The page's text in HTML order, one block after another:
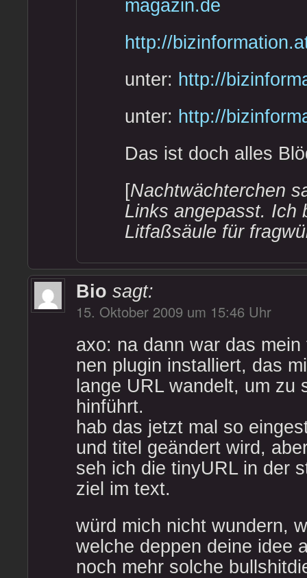
magazin.de
http://
unter: http://
unter: http://
Das ist doch alles
[Nachtwächterchen
Links angepasst. Ich
Litfaßsäule für
Bio sagt:
15. Oktober 2009 um 15:46 Uhr
axo: na dann war das
nen plugin installiert, das
lange URL wandelt, um zu
hinführt.
hab das jetzt mal so
und titel geändert wird,
seh ich die tinyURL in der
ziel im text.
würd mich nicht wundern,
welche deppen deine idee
noch mehr solche